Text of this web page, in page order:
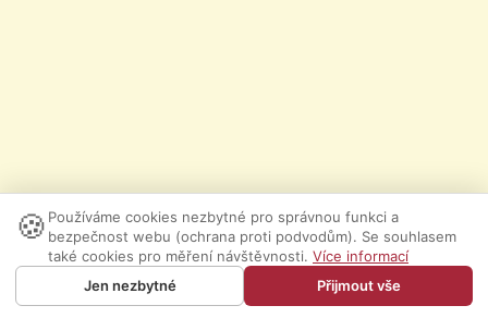
🍪 Používáme cookies nezbytné pro správnou funkci a
bezpečnost webu (ochrana proti podvodům). Se souhlasem
také cookies pro měření návštěvnosti. Více informací
Jen nezbytné
Přijmout vše